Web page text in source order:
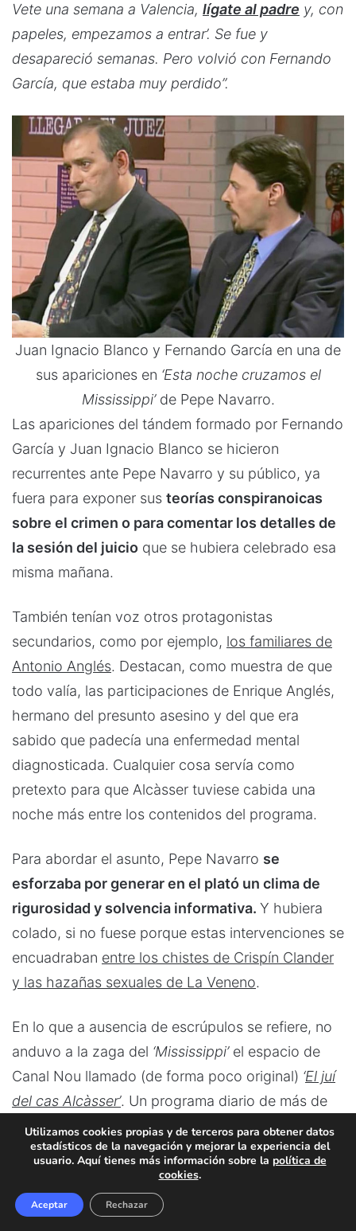
Vete una semana a Valencia, lígate al padre y, con
papeles, empezamos a entrar’. Se fue y
desapareció semanas. Pero volvió con Fernando
García, que estaba muy perdido”.
Juan Ignacio Blanco y Fernando García en una de
sus apariciones en ‘Esta noche cruzamos el
Mississippi’de Pepe Navarro.
Las apariciones del tándem formado por Fernando
García y Juan Ignacio Blanco se hicieron
recurrentes ante Pepe Navarro y su público, ya
fuera para exponer sus teorías conspiranoicas
sobre el crimen o para comentar los detalles de
la sesión del juicio que se hubiera celebrado esa
misma mañana.
También tenían voz otros protagonistas
secundarios, como por ejemplo, los familiares de
Antonio Anglés. Destacan, como muestra de que
todo valía, las participaciones de Enrique Anglés,
hermano del presunto asesino y del que era
sabido que padecía una enfermedad mental
diagnosticada. Cualquier cosa servía como
pretexto para que Alcàsser tuviese cabida una
noche más entre los contenidos del programa.
Para abordar el asunto, Pepe Navarro se
esforzaba por generar en el plató un clima de
rigurosidad y solvencia informativa. Y hubiera
colado, si no fuese porque estas intervenciones se
encuadraban entre los chistes de Crispín Clander
y las hazañas sexuales de La Veneno.
En lo que a ausencia de escrúpulos se refiere, no
anduvo a la zaga del ‘Mississippi’el espacio de
Canal Nou llamado (de forma poco original) ‘El juí
del cas Alcàsser’. Un programa diario de más de
dos horas que desgranaba por la tarde la vista
celebrada por la mañana en el juicio contra Miguel
Este espacio (en el que Fernando García y Juan
Utilizamos cookies propias y de terceros para obtener datos
estadísticos de la navegación y mejorar la experiencia del
usuario. Aquí tienes más información sobre la política de
cookies.
Aceptar Rechazar